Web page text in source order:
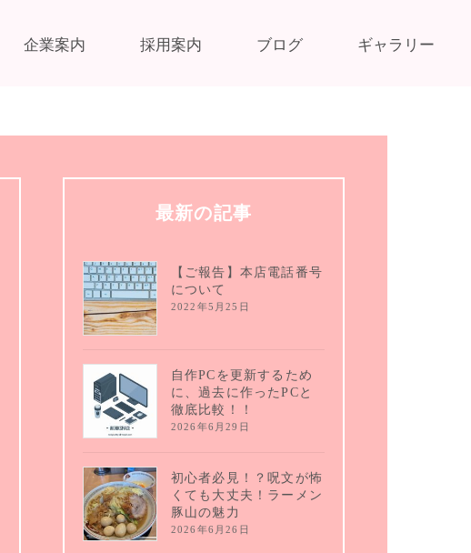
企業案内 採用案内 ブログ ギャラリー
最新の記事
【ご報告】本店電話番号
について
2022年5月25日
自作PCを更新するため
に、過去に作ったPCと
徹底比較！！
2026年6月29日
初心者必見！？呪文が怖
くても大丈夫！ラーメン
豚山の魅力
2026年6月26日